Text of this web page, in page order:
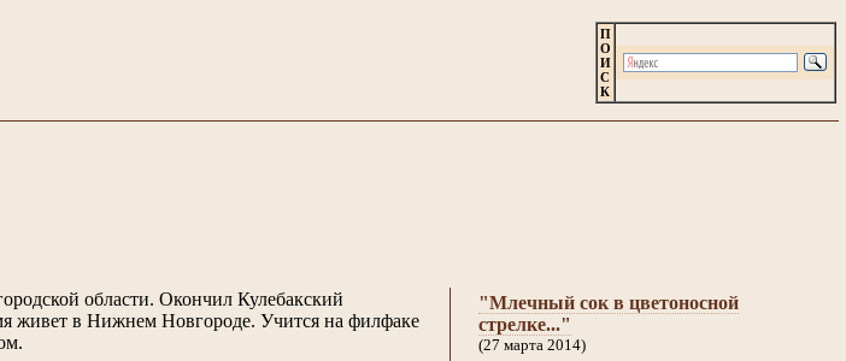
П
О
И
С
К
области. Окончил Кулебакский
живет в Нижнем Новгороде. Учится на филфаке
"Млечный сок в цветоносной
стрелке..."
(27 марта 2014)